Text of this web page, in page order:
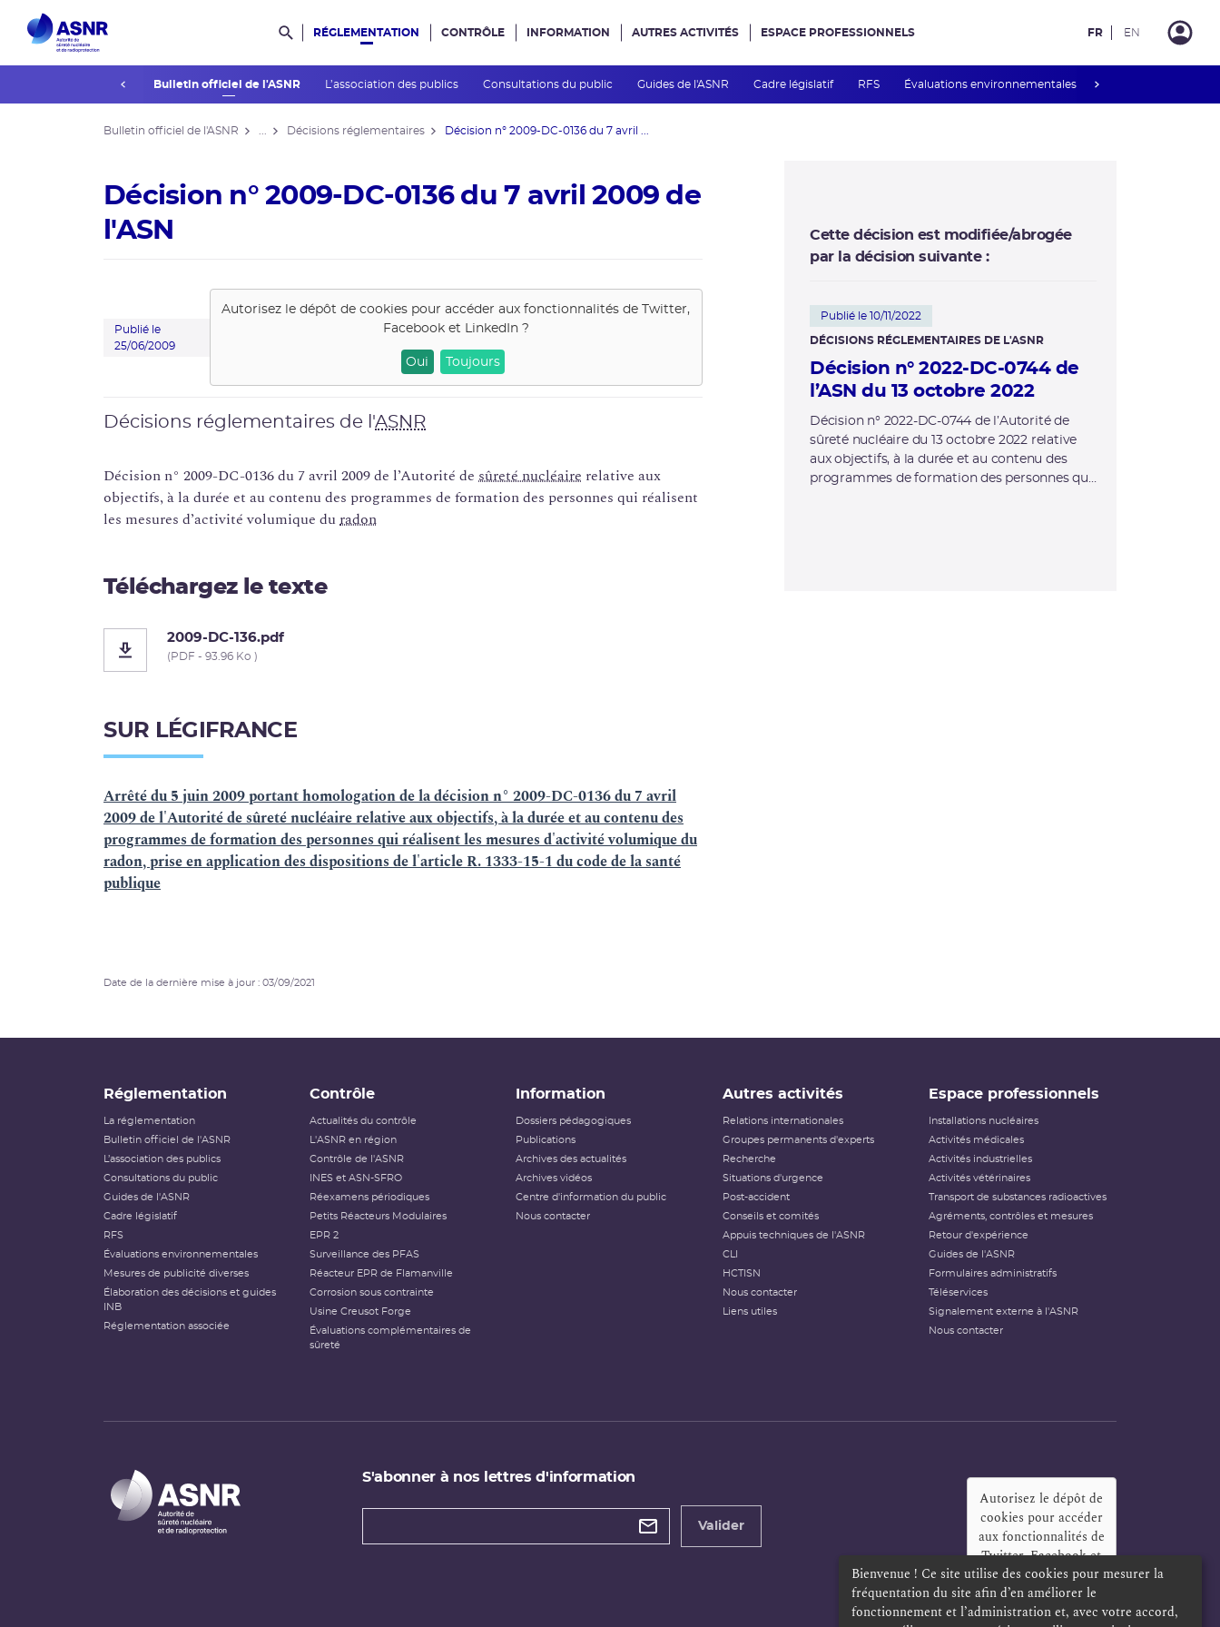
Rechercher dans le site
RÉGLEMENTATION
La réglementation Bulletin officiel de l'ASNR L’association des publics Consultations du public Guides de l'ASNR Cadre législatif RFS Évaluations environnementales
CONTRÔLE INFORMATION AUTRES ACTIVITÉS ESPACE PROFESSIONNELS FR EN
Bulletin officiel de l'ASNR Décisions réglementaires Décision n° 2009-DC-0136 du 7 avril ...
Décision n° 2009-DC-0136 du 7 avril 2009 de
l'ASN
Publié le
25/06/2009
Autorisez le dépôt de cookies pour accéder aux fonctionnalités de
Twitter,
Facebook et LinkedIn?
Oui Toujours
Décisions réglementaires de l'ASNR
Décision n° 2009-DC-0136 du 7 avril 2009 de l’Autorité de sûreté nucléaire relative aux
objectifs, à la durée et au contenu des programmes de formation des personnes qui réalisent
les mesures d’activité volumique duradon
Téléchargez le texte
2009-DC-136.pdf
(PDF - 93.96 Ko )
SUR LÉGIFRANCE
Arrêté du 5 juin 2009 portant homologation de la décision n° 2009-DC-0136 du 7 avril
2009 de l'Autorité de sûreté nucléaire relative aux objectifs, à la durée et au contenu des
programmes de formation des personnes qui réalisent les mesures d'activité volumique du
radon, prise en application des dispositions de l'article R. 1333-15-1 du code de la santé
publique
Date de la dernière mise à jour : 03/09/2021
Cette décision est modifiée/abrogée
par la décision suivante :
Publié le 10/11/2022
DÉCISIONS RÉGLEMENTAIRES DE L'ASNR
Décision n° 2022-DC-0744 de
l’ASN du 13 octobre 2022
Décision n° 2022-DC-0744 de l’Autorité de
sûreté nucléaire du 13 octobre 2022 relative
aux objectifs, à la durée et au contenu des
programmes de formation des personnes qui
Réglementation
La réglementation
Bulletin officiel de l'ASNR
L’association des publics
Consultations du public
Guides de l'ASNR
Cadre législatif
RFS
Évaluations environnementales
Mesures de publicité diverses
Élaboration des décisions et guides
INB
Réglementation associée
Contrôle
Actualités du contrôle
L'ASNR en région
Contrôle de l'ASNR
INES et ASN-SFRO
Réexamens périodiques
Petits Réacteurs Modulaires
EPR 2
Surveillance des PFAS
Réacteur EPR de Flamanville
Corrosion sous contrainte
Usine Creusot Forge
Évaluations complémentaires de
sûreté
Information
Dossiers pédagogiques
Publications
Archives des actualités
Archives vidéos
Centre d'information du public
Nous contacter
Autres activités
Relations internationales
Groupes permanents d'experts
Recherche
Situations d'urgence
Post-accident
Conseils et comités
Appuis techniques de l'ASNR
CLI
HCTISN
Nous contacter
Liens utiles
Espace professionnels
Installations nucléaires
Activités médicales
Activités industrielles
Activités vétérinaires
Transport de substances radioactives
Agréments, contrôles et mesures
Retour d'expérience
Guides de l'ASNR
Formulaires administratifs
Téléservices
Signalement externe à l'ASNR
Nous contacter
S'abonner à nos lettres d'information
Types de
Valider
Autorisez le dépôt de
cookies pour accéder
aux fonctionnalités de
Twitter, Facebook et
LinkedIn?
Oui
Toujours
Bienvenue ! Ce site utilise des cookies pour mesurer la
fréquentation du site afin d’en améliorer le
fonctionnement et l’administration et, avec votre accord,